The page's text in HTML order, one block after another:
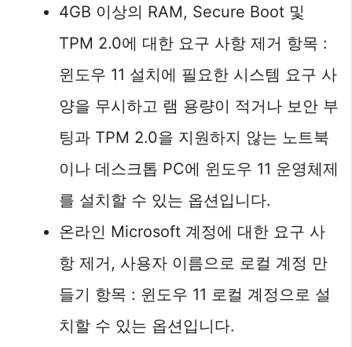
4GB 이상의 RAM, Secure Boot 및
TPM 2.0에 대한 요구 사항 제거 항목 :
윈도우 11 설치에 필요한 시스템 요구 사
양을 무시하고 램 용량이 적거나 보안 부
팅과 TPM 2.0을 지원하지 않는 노트북
이나 데스크톱 PC에 윈도우 11 운영체제
를 설치할 수 있는 옵션입니다.
온라인 Microsoft 계정에 대한 요구 사
항 제거, 사용자 이름으로 로컬 계정 만
들기 항목 : 윈도우 11 로컬 계정으로 설
치할 수 있는 옵션입니다.